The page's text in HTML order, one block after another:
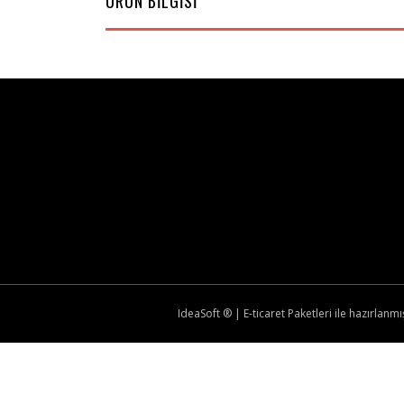
IdeaSoft ® | E-ticaret Paketleri ile